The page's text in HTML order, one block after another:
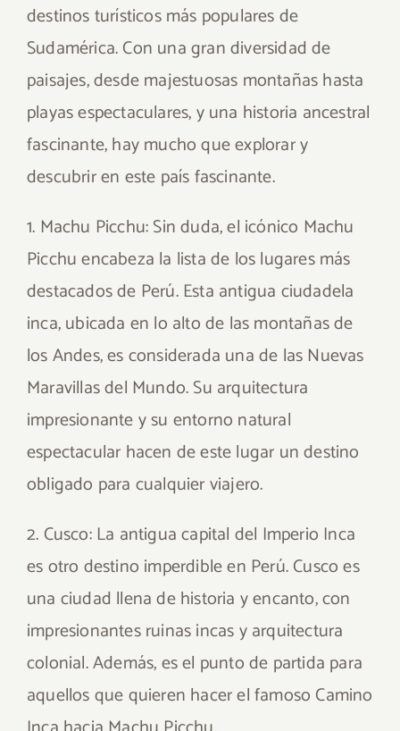
destinos turísticos más populares de
Sudamérica. Con una gran diversidad de
paisajes, desde majestuosas montañas hasta
playas espectaculares, y una historia ancestral
fascinante, hay mucho que explorar y
descubrir en este país fascinante.
1. Machu Picchu: Sin duda, el icónico Machu
Picchu encabeza la lista de los lugares más
destacados de Perú. Esta antigua ciudadela
inca, ubicada en lo alto de las montañas de
los Andes, es considerada una de las Nuevas
Maravillas del Mundo. Su arquitectura
impresionante y su entorno natural
espectacular hacen de este lugar un destino
obligado para cualquier viajero.
2. Cusco: La antigua capital del Imperio Inca
es otro destino imperdible en Perú. Cusco es
una ciudad llena de historia y encanto, con
impresionantes ruinas incas y arquitectura
colonial. Además, es el punto de partida para
aquellos que quieren hacer el famoso Camino